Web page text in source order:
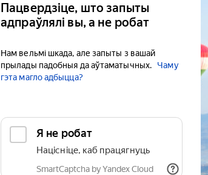
Пацвердзіце, што запыты
адпраўлялі вы, а не робат
Нам вельмі шкада, але запыты з вашай
прылады падобныя да аўтаматычных.
Чаму
гэта магло адбыцца?
Я не робат
Націсніце, каб працягнуць
SmartCaptcha by Yandex Cloud